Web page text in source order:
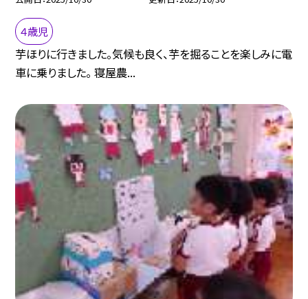
４歳児
芋ほりに行きました。気候も良く、芋を掘ることを楽しみに電
車に乗りました。 寝屋農...